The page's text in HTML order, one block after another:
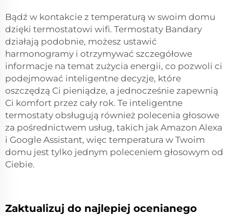
Bądź w kontakcie z temperaturą w swoim domu
dzięki termostatowi wifi. Termostaty Bandary
działają podobnie, możesz ustawić
harmonogramy i otrzymywać szczegółowe
informacje na temat zużycia energii, co pozwoli ci
podejmować inteligentne decyzje, które
oszczędzą Ci pieniądze, a jednocześnie zapewnią
Ci komfort przez cały rok. Te inteligentne
termostaty obsługują również polecenia głosowe
za pośrednictwem usług, takich jak Amazon Alexa
i Google Assistant, więc temperatura w Twoim
domu jest tylko jednym poleceniem głosowym od
Ciebie.
Zaktualizuj do najlepiej ocenianego